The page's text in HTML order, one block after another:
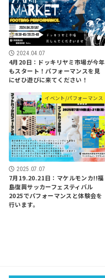
2024.04.07
4月20日：ドッキリヤミ市場が今年
もスタート！パフォーマンスを見
にぜひ遊びに来てください！
イベント/パフォーマンス
2025.07.07
7月19.20.21日：マケルモンカ!!福
島復興サッカーフェスティバル
2025でパフォーマンスと体験会を
行います。